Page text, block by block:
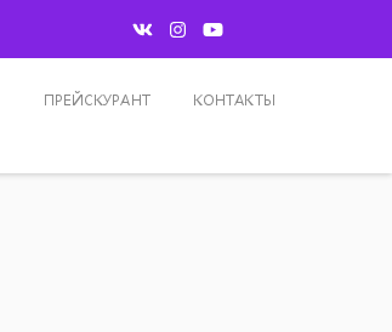
ПРЕЙСКУРАНТ КОНТАКТЫ